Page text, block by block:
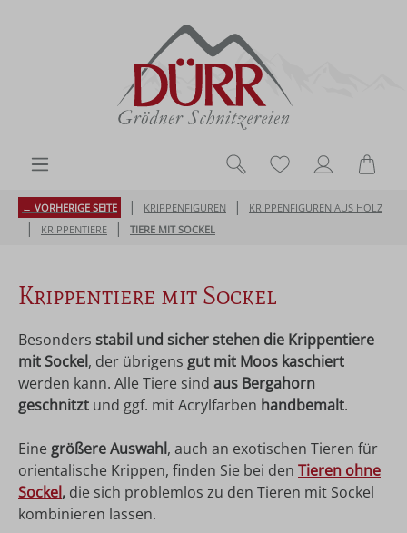
Du hast 0
← VORHERIGE SEITE | KRIPPENFIGUREN | KRIPPENFIGUREN AUS HOLZ
| KRIPPENTIERE | TIERE MIT SOCKEL
Krippentiere mit Sockel
Besonders stabil und sicher stehen die Krippentiere
mit Sockel, der übrigens gut mit Moos kaschiert
werden kann. Alle Tiere sind aus Bergahorn
geschnitzt und ggf. mit Acrylfarben handbemalt.
Eine größere Auswahl, auch an exotischen Tieren für
orientalische Krippen, finden Sie bei den Tieren ohne
Sockel, die sich problemlos zu den Tieren mit Sockel
kombinieren lassen.